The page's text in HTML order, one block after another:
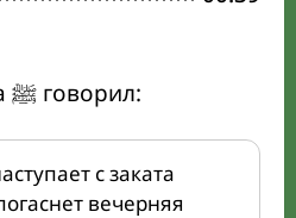
Посланник Аллаха ﷺ говорил:
с заката
вечерняя